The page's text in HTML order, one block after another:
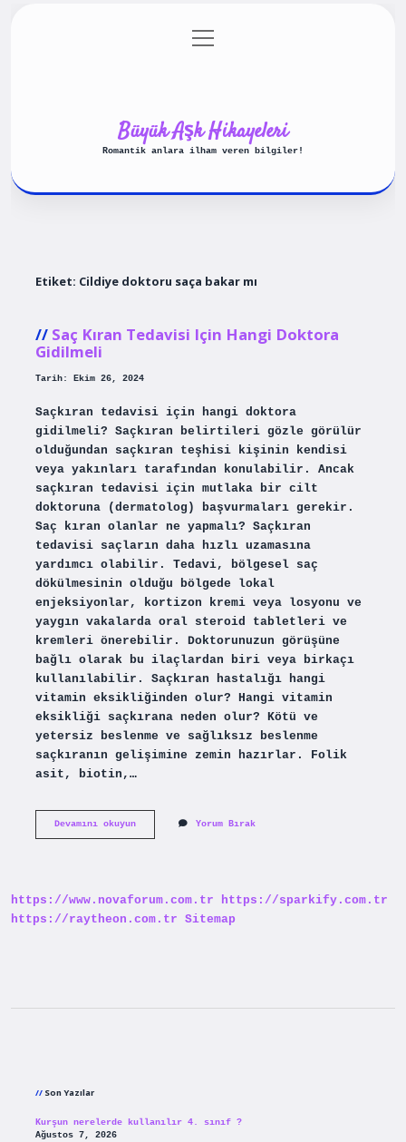
Gizlilik Politikası
menüyü
aç
Büyük Aşk Hikayeleri
Romantik anlara ilham veren bilgiler!
Etiket: Cildiye doktoru saça bakar mı
Saç Kıran Tedavisi Için Hangi Doktora
Gidilmeli
Tarih: Ekim 26, 2024
Saçkıran tedavisi için hangi doktora
gidilmeli? Saçkıran belirtileri gözle görülür
olduğundan saçkıran teşhisi kişinin kendisi
veya yakınları tarafından konulabilir. Ancak
saçkıran tedavisi için mutlaka bir cilt
doktoruna (dermatolog) başvurmaları gerekir.
Saç kıran olanlar ne yapmalı? Saçkıran
tedavisi saçların daha hızlı uzamasına
yardımcı olabilir. Tedavi, bölgesel saç
dökülmesinin olduğu bölgede lokal
enjeksiyonlar, kortizon kremi veya losyonu ve
yaygın vakalarda oral steroid tabletleri ve
kremleri önerebilir. Doktorunuzun görüşüne
bağlı olarak bu ilaçlardan biri veya birkaçı
kullanılabilir. Saçkıran hastalığı hangi
vitamin eksikliğinden olur? Hangi vitamin
eksikliği saçkırana neden olur? Kötü ve
yetersiz beslenme ve sağlıksız beslenme
saçkıranın gelişimine zemin hazırlar. Folik
asit, biotin,…
Devamını okuyunSaç
Gidilmeli
Yorum Bırak
https://www.novaforum.com.tr
https://sparkify.com.tr
https://raytheon.com.tr Sitemap
Son Yazılar
Kurşun nerelerde kullanılır 4. sınıf ?
Ağustos 7, 2026